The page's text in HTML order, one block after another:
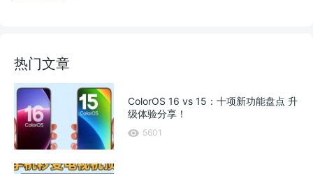
热门文章
ColorOS 16 vs 15：十项新功能盘点 升
级体验分享！
5601